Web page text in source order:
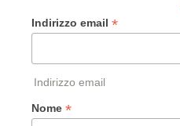
Indirizzo email *
Indirizzo email
Nome *